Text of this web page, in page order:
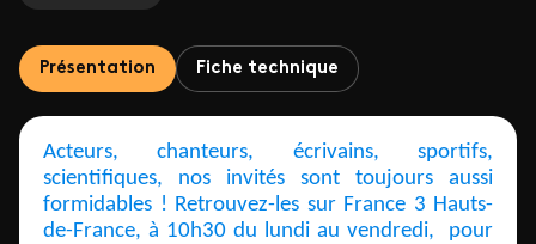
Présentation Fiche technique
Acteurs, chanteurs, écrivains, sportifs,
scientifiques, nos invités sont toujours aussi
formidables ! Retrouvez-les sur France 3 Hauts-
de-France, à 10h30 du lundi au vendredi, pour